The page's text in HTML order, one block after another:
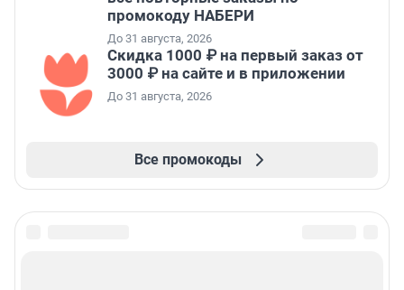
промокоду НАБЕРИ
До 31 августа, 2026
Скидка 1000 ₽ на первый заказ от
3000 ₽ на сайте и в приложении
До 31 августа, 2026
Все промокоды